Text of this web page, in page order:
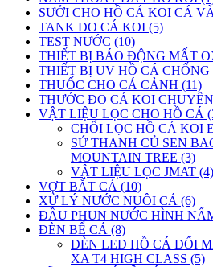
SƯỞI CHO HỒ CÁ KOI CÁ
TANK ĐO CÁ KOI (5)
TEST NƯỚC (10)
THIẾT BỊ BÁO ĐỘNG MẤT
THIẾT BỊ UV HỒ CÁ CHỐNG
THUỐC CHO CÁ CẢNH (11)
THƯỚC ĐO CÁ KOI
VẬT LIỆU LỌC CHO HỒ CÁ
CHỔI LỌC HỒ CÁ KOI
SỨ THANH CỦ SEN
MOUNTAIN TREE (3)
VẬT LIỆU LỌC JMAT (4)
VỢT BẮT CÁ (10)
XỬ LÝ NƯỚC NUÔI CÁ (6)
ĐẦU PHUN NƯỚC HÌNH
ĐÈN BỂ CÁ (8)
ĐÈN LED HỒ CÁ ĐỔI
XA T4 HIGH CLASS (5)